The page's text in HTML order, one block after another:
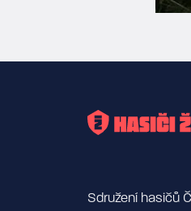
Sdružení hasičů